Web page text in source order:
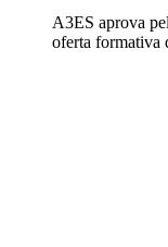
A3ES aprova
oferta formativa